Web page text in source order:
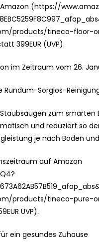
(https://
products/tineco-floor-
399EUR (UVP).
im Zeitraum vom 26.
Rundum-Sorglos-
Staubsaugen zum
und reduziert so
je nach Boden
auf Amazon
products/tineco-pure-
UVP).
ein gesundes Zuhause